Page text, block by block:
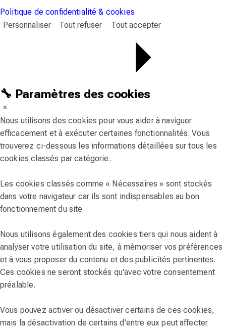
Politique de confidentialité & cookies
Personnaliser
Tout refuser Tout accepter
🔧 Paramètres des cookies
×
Nous utilisons des cookies pour vous aider à naviguer
efficacement et à exécuter certaines fonctionnalités. Vous
trouverez ci-dessous les informations détaillées sur tous les
cookies classés par catégorie.
Les cookies classés comme « Nécessaires » sont stockés
dans votre navigateur car ils sont indispensables au bon
fonctionnement du site.
Nous utilisons également des cookies tiers qui nous aident à
analyser votre utilisation du site, à mémoriser vos préférences
et à vous proposer du contenu et des publicités pertinentes.
Ces cookies ne seront stockés qu'avec votre consentement
préalable.
Vous pouvez activer ou désactiver certains de ces cookies,
mais la désactivation de certains d'entre eux peut affecter